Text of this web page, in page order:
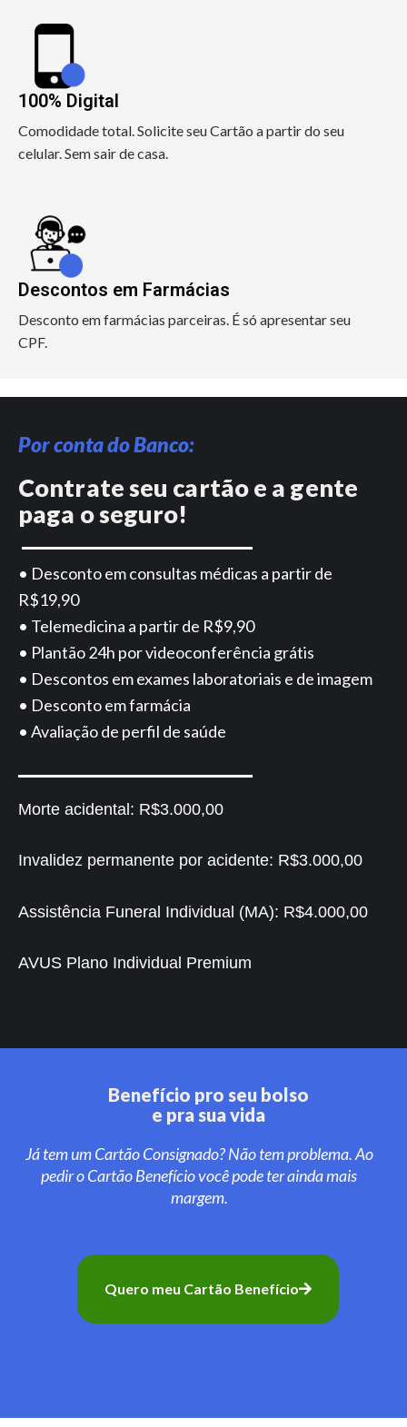
100% Digital
Comodidade total. Solicite seu Cartão a partir do seu
celular. Sem sair de casa.
Descontos em Farmácias
Desconto em farmácias parceiras. É só apresentar seu
CPF.
Por conta do Banco:
Contrate seu cartão e a gente
paga o seguro!
• Desconto em consultas médicas a partir de
R$19,90
• Telemedicina a partir de R$9,90
• Plantão 24h por videoconferência grátis
• Descontos em exames laboratoriais e de imagem
• Desconto em farmácia
• Avaliação de perfil de saúde
Morte acidental: R$3.000,00
Invalidez permanente por acidente: R$3.000,00
Assistência Funeral Individual (MA): R$4.000,00
AVUS Plano Individual Premium
Benefício pro seu bolso
e pra sua vida
Já tem um Cartão Consignado? Não tem problema. Ao
pedir o Cartão Benefício você pode ter ainda mais
margem.
Quero meu Cartão Benefício